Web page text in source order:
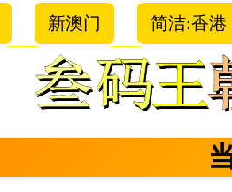
新澳门 简洁:香港